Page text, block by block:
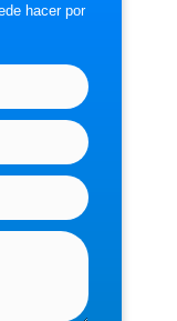
hacer por